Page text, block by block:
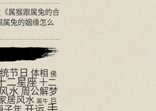
属猴跟属兔的合
属兔的姻缘怎么
节日 体相 佛
二星座 十二
水 周公解梦
居风水 属牛 巨